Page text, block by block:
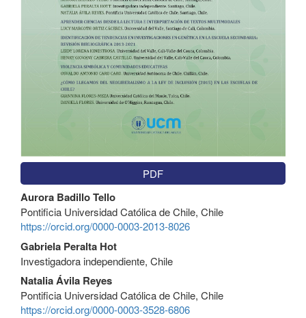
PDF
Contenido
principal
del
artículo
Aurora Badillo Tello
Pontificia Universidad Católica de Chile, Chile
https://orcid.org/0000-0003-2013-8026
Gabriela Peralta Hot
Investigadora independiente, Chile
Natalia Ávila Reyes
Pontificia Universidad Católica de Chile, Chile
https://orcid.org/0000-0003-3528-6806